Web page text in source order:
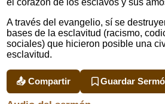
A través del evangelio, sí se
bases de la esclavitud (racismo,
sociales) que hicieron posible una
esclavitud.
📤 Compartir Guardar